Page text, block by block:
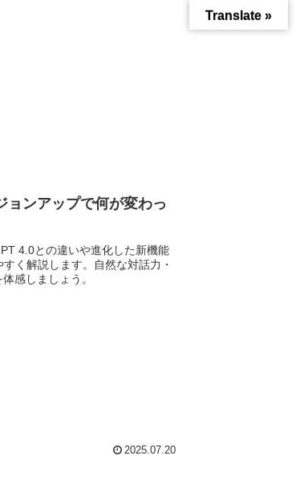
ョンアップで何が変わっ
4.0との違いや進化した新機能
く解説します。自然な対話力・
感しましょう。
2025.07.20
Translate »